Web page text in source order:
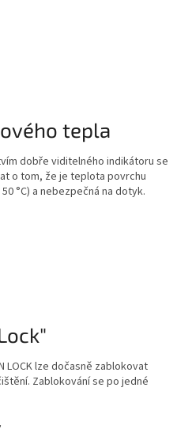
tepla
dobře viditelného indikátoru se
o tom, že je teplota povrchu
°C) a nebezpečná na dotyk.
LOCK lze dočasně zablokovat
Zablokování se po jedné